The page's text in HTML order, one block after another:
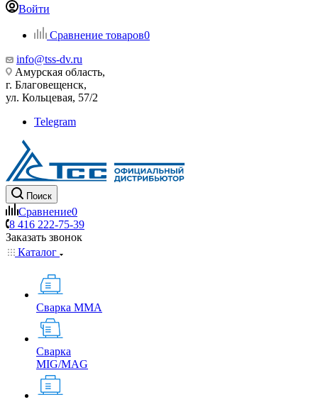
Войти
Сравнение товаров0
info@tss-dv.ru
Амурская область,
г. Благовещенск,
ул. Кольцевая, 57/2
Telegram
Поиск
Сравнение0
8 416 222-75-39
Заказать звонок
Каталог
Сварка MMA
Сварка
MIG/MAG